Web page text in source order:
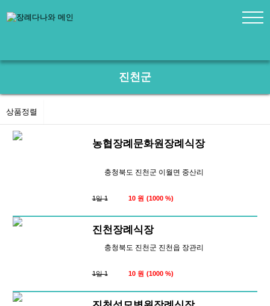
진천군
상품정렬
농협장례문화원장례식장
충청북도 진천군 이월면 중산리
1일 1 10 원 (1000 %)
진천장례식장
충청북도 진천군 진천읍 장관리
1일 1 10 원 (1000 %)